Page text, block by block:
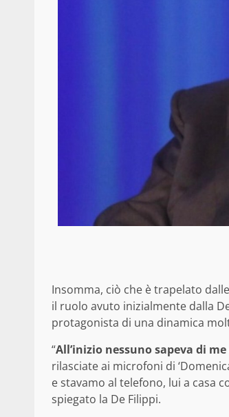
Insomma, ciò che è trapelato
il ruolo avuto inizialmente dalla
protagonista di una dinamica
“All’inizio nessuno sapeva di
rilasciate ai microfoni di
e stavamo al telefono, lui a casa
spiegato la De Filippi.